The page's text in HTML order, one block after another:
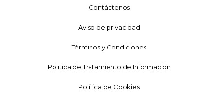
Contáctenos
Aviso de privacidad
Términos y Condiciones
Política de Tratamiento de Información
Política de Cookies